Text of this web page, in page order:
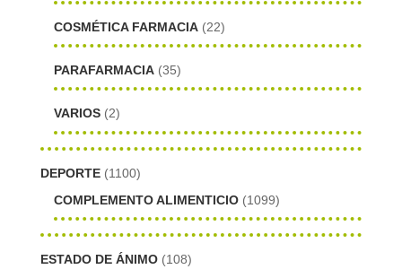
COSMÉTICA FARMACIA (22)
PARAFARMACIA (35)
VARIOS (2)
DEPORTE (1100)
COMPLEMENTO ALIMENTICIO (1099)
ESTADO DE ÁNIMO (108)